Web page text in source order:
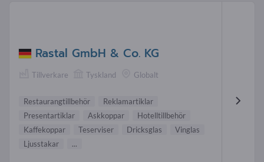
Rastal GmbH & Co. KG
Tillverkare Tyskland Globalt
Restaurangtillbehör
Reklamartiklar
Presentartiklar
Askkoppar
Hotelltillbehör
Kaffekoppar
Teserviser Dricksglas
Vinglas
Ljusstakar
...